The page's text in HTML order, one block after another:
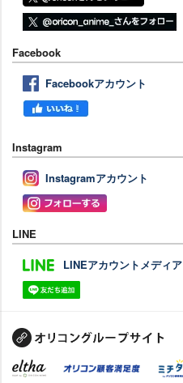
Facebook
Facebookアカウント
Instagram
Instagramアカウント
LINE
LINEアカウントメディア